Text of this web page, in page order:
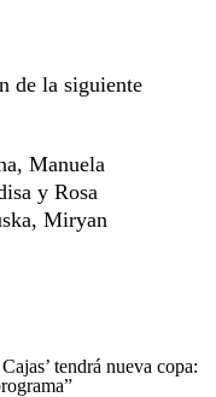
de la siguiente
Manuela
y Rosa
Miryan
tendrá nueva copa: